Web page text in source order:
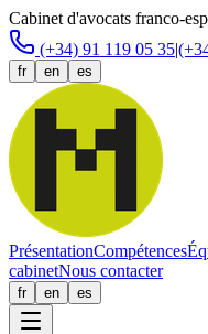
Cabinet d'avocats franco-
(+34) 91 119 05 35|
fr en es
PrésentationCompétences
cabinetNous contacter
fr en es